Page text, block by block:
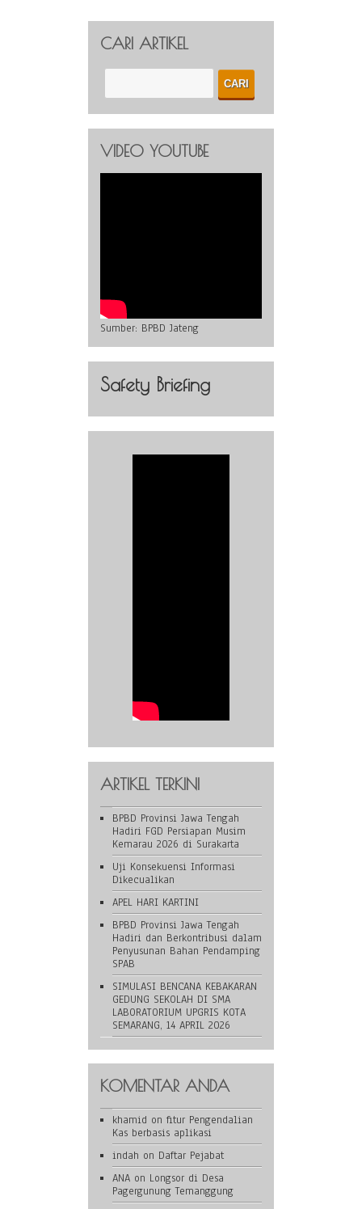
CARI ARTIKEL
VIDEO YOUTUBE
Sumber: BPBD Jateng
Safety Briefing
ARTIKEL TERKINI
BPBD Provinsi Jawa Tengah
Hadiri FGD Persiapan Musim
Kemarau 2026 di Surakarta
Uji Konsekuensi Informasi
Dikecualikan
APEL HARI KARTINI
BPBD Provinsi Jawa Tengah
Hadiri dan Berkontribusi dalam
Penyusunan Bahan Pendamping
SPAB
SIMULASI BENCANA KEBAKARAN
GEDUNG SEKOLAH DI SMA
LABORATORIUM UPGRIS KOTA
SEMARANG, 14 APRIL 2026
KOMENTAR ANDA
khamid on fitur Pengendalian
Kas berbasis aplikasi
indah on Daftar Pejabat
ANA on Longsor di Desa
Pagergunung Temanggung